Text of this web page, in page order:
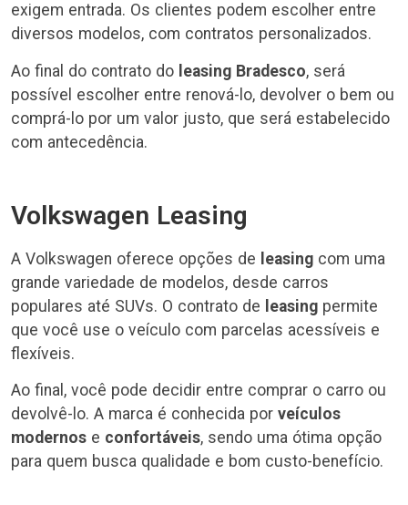
exigem entrada. Os clientes podem escolher entre
diversos modelos, com contratos personalizados.
Ao final do contrato do leasing Bradesco, será
possível escolher entre renová-lo, devolver o bem ou
comprá-lo por um valor justo, que será estabelecido
com antecedência.
Volkswagen Leasing
A Volkswagen oferece opções de leasing com uma
grande variedade de modelos, desde carros
populares até SUVs. O contrato de leasing permite
que você use o veículo com parcelas acessíveis e
flexíveis.
Ao final, você pode decidir entre comprar o carro ou
devolvê-lo. A marca é conhecida por veículos
modernos e confortáveis, sendo uma ótima opção
para quem busca qualidade e bom custo-benefício.